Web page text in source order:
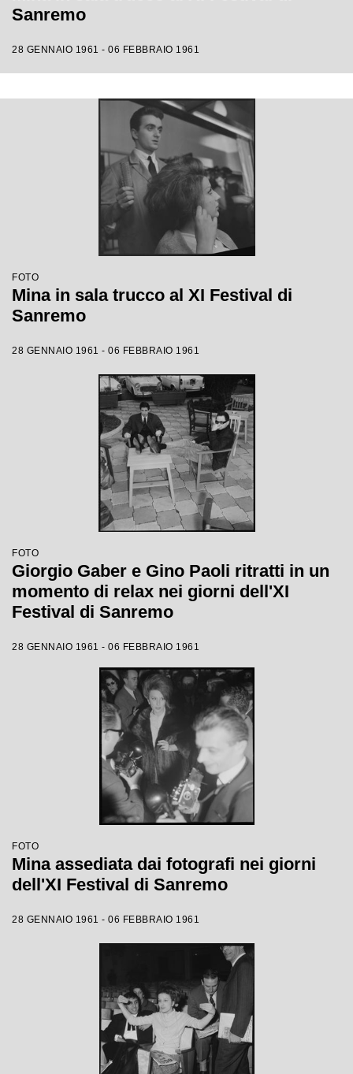
Sanremo
28 GENNAIO 1961 - 06 FEBBRAIO 1961
FOTO
Mina in sala trucco al XI Festival di
Sanremo
28 GENNAIO 1961 - 06 FEBBRAIO 1961
FOTO
Giorgio Gaber e Gino Paoli ritratti in un
momento di relax nei giorni dell'XI
Festival di Sanremo
28 GENNAIO 1961 - 06 FEBBRAIO 1961
FOTO
Mina assediata dai fotografi nei giorni
dell'XI Festival di Sanremo
28 GENNAIO 1961 - 06 FEBBRAIO 1961